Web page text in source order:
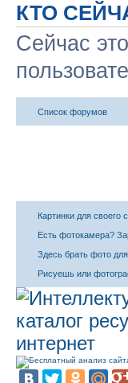
КТО
Сейчас
Список форумов
Картинки для своего
Есть фотокамера?
Здесь брать фото
Рисуешь или